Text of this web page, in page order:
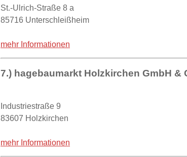
St.-Ulrich-Straße 8 a
85716 Unterschleißheim
mehr Informationen
7.) hagebaumarkt Holzkirchen GmbH &
Industriestraße 9
83607 Holzkirchen
mehr Informationen